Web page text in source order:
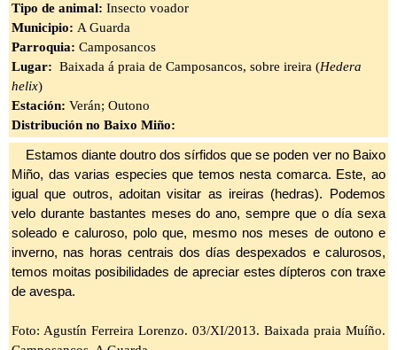
Tipo de animal: Insecto voador
Municipio: A Guarda
Parroquia: Camposancos
Lugar: Baixada á praia de Camposancos, sobre ireira (Hedera
helix)
Estación: Verán; Outono
Distribución no Baixo Miño:
Estamos diante doutro dos sírfidos que se poden ver no Baixo
Miño, das varias especies que temos nesta comarca. Este, ao
igual que outros, adoitan visitar as ireiras (hedras). Podemos
velo durante bastantes meses do ano, sempre que o día sexa
soleado e caluroso, polo que, mesmo nos meses de outono e
inverno, nas horas centrais dos días despexados e calurosos,
temos moitas posibilidades de apreciar estes dípteros con traxe
de avespa.
Foto: Agustín Ferreira Lorenzo. 03/XI/2013. Baixada praia Muíño.